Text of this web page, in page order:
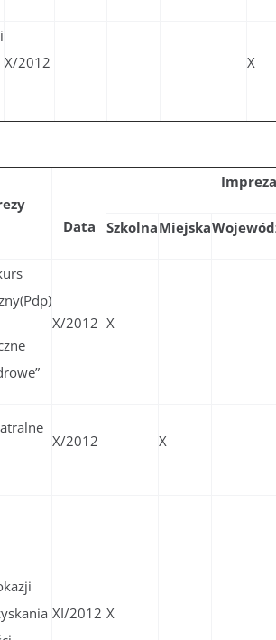
X/2012 X
Data
Impreza
SzkolnaMiejska
X/2012 X
X/2012 X
XI/2012 X